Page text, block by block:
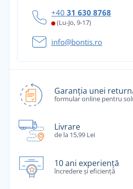
+40 31 630 8768
(Lu-Jo, 9-17)
info@bontis.ro
Garanția unei
formular online pentru
Livrare
de la 15,99 Lei
10 ani experiență
încredere și eficiență